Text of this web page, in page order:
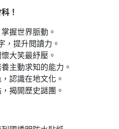
！
握世界脈動。
，提升閱讀力。
大笑最紓壓。
主動求知的能力。
認識在地文化。
揭開歷史謎團。